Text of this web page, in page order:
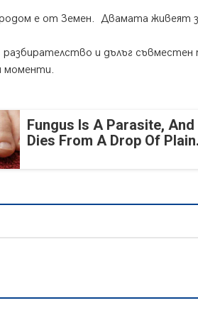
е от Земен. Двамата живеят
и дълъг съвместен
моменти.
Fungus Is A Parasite, And
Dies From A Drop Of